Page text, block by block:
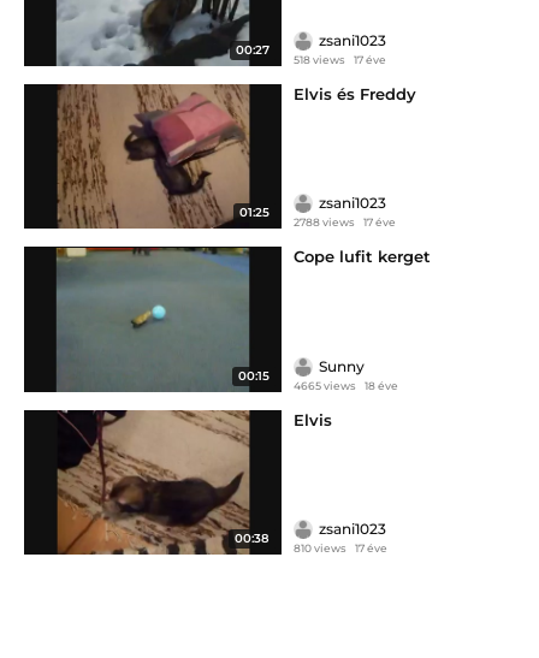
00:27
zsani1023
518 views 17 éve
01:25
Elvis és Freddy
zsani1023
2788 views 17 éve
00:15
Cope lufit kerget
Sunny
4665 views 18 éve
00:38
Elvis
zsani1023
810 views 17 éve